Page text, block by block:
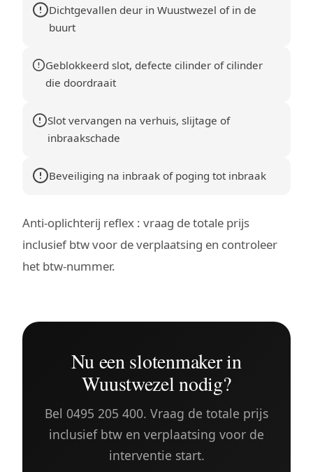
Dichtgevallen deur in Wuustwezel of in de
buurt
Geblokkeerd slot, defecte cilinder of cilinder
die doordraait
Slot vervangen na verhuis, slijtage of
inbraakschade
Beveiliging na inbraak of poging tot inbraak
Anti-oplichterij reflex : vraag de totale prijs
inclusief btw voor de verplaatsing en controleer
het btw-nummer.
Nu een slotenmaker in
Wuustwezel nodig?
Bel 0495 205 400. Vraag de totale prijs
inclusief btw en verplaatsing voor de
interventie start.